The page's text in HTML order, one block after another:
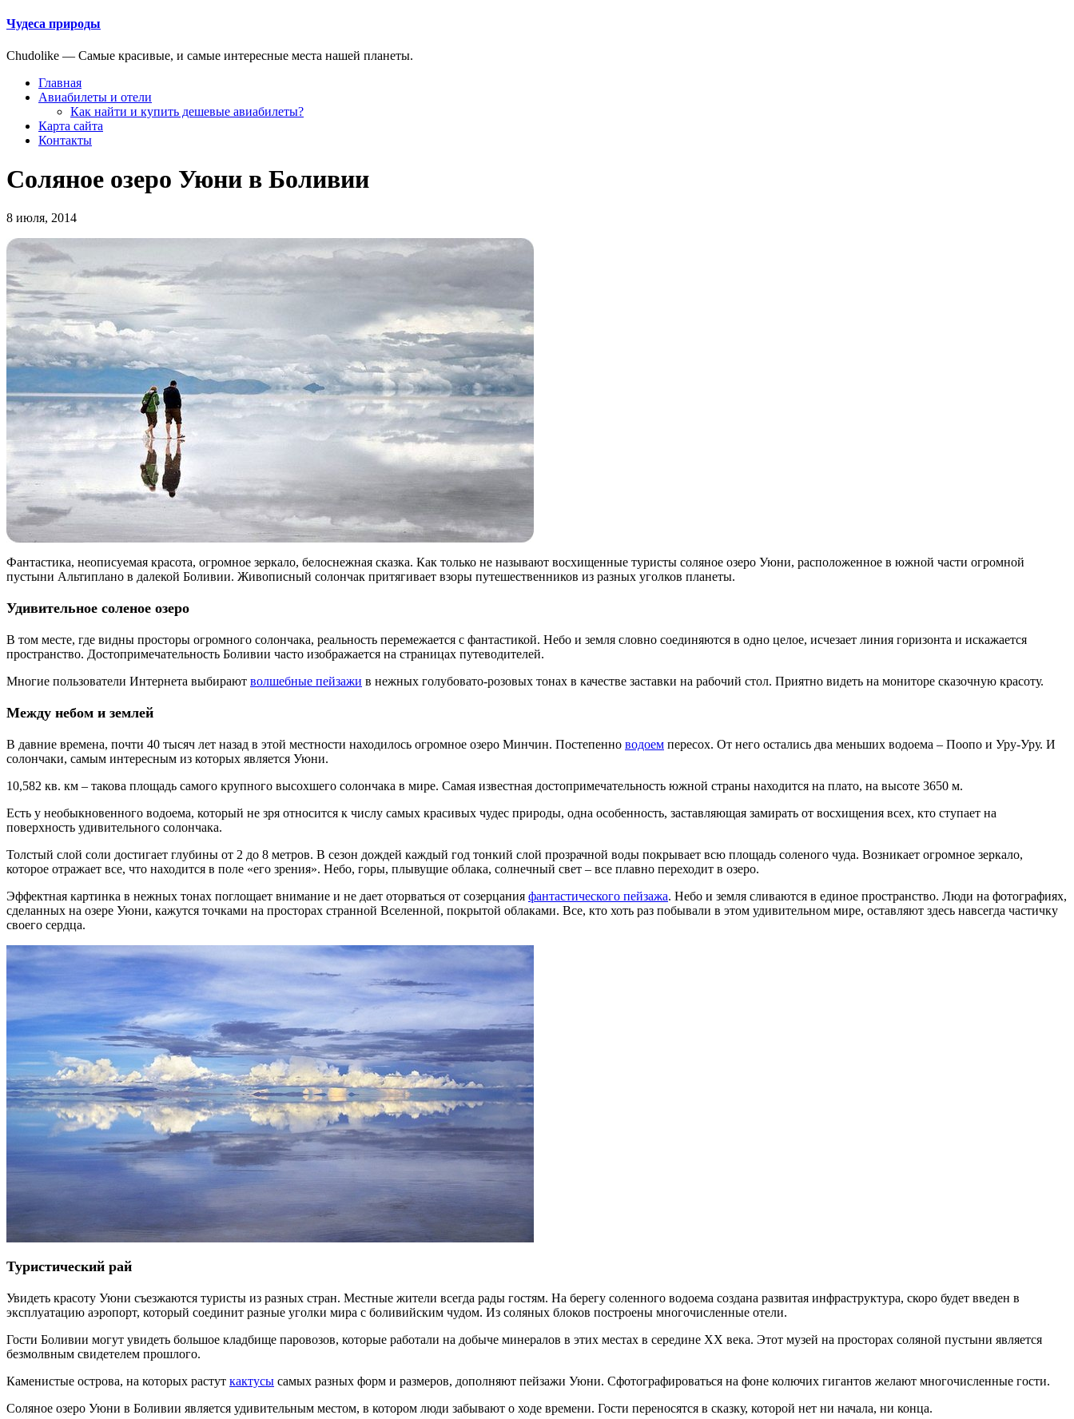
Чудеса природы
Chudolike — Cамые красивые, и самые интересные места нашей планеты.
Главная
Авиабилеты и отели
Как найти и купить дешевые авиабилеты?
Карта сайта
Контакты
Соляное озеро Уюни в Боливии
8 июля, 2014
Фантастика, неописуемая красота, огромное зеркало, белоснежная сказка. Как только не называют восхищенные туристы соляное озеро Уюни, расположенное в южной части огромной
пустыни Альтиплано в далекой Боливии. Живописный солончак притягивает взоры путешественников из разных уголков планеты.
Удивительное соленое озеро
В том месте, где видны просторы огромного солончака, реальность перемежается с фантастикой. Небо и земля словно соединяются в одно целое, исчезает линия горизонта и искажается
пространство. Достопримечательность Боливии часто изображается на страницах путеводителей.
Многие пользователи Интернета выбирают волшебные пейзажи в нежных голубовато-розовых тонах в качестве заставки на рабочий стол. Приятно видеть на мониторе сказочную красоту.
Между небом и землей
В давние времена, почти 40 тысяч лет назад в этой местности находилось огромное озеро Минчин. Постепенно водоем пересох. От него остались два меньших водоема – Поопо и Уру-Уру. И
солончаки, самым интересным из которых является Уюни.
10,582 кв. км – такова площадь самого крупного высохшего солончака в мире. Самая известная достопримечательность южной страны находится на плато, на высоте 3650 м.
Есть у необыкновенного водоема, который не зря относится к числу самых красивых чудес природы, одна особенность, заставляющая замирать от восхищения всех, кто ступает на
поверхность удивительного солончака.
Толстый слой соли достигает глубины от 2 до 8 метров. В сезон дождей каждый год тонкий слой прозрачной воды покрывает всю площадь соленого чуда. Возникает огромное зеркало,
которое отражает все, что находится в поле «его зрения». Небо, горы, плывущие облака, солнечный свет – все плавно переходит в озеро.
Эффектная картинка в нежных тонах поглощает внимание и не дает оторваться от созерцания фантастического пейзажа. Небо и земля сливаются в единое пространство. Люди на фотографиях,
сделанных на озере Уюни, кажутся точками на просторах странной Вселенной, покрытой облаками. Все, кто хоть раз побывали в этом удивительном мире, оставляют здесь навсегда частичку
своего сердца.
Туристический рай
Увидеть красоту Уюни съезжаются туристы из разных стран. Местные жители всегда рады гостям. На берегу соленного водоема создана развитая инфраструктура, скоро будет введен в
эксплуатацию аэропорт, который соединит разные уголки мира с боливийским чудом. Из соляных блоков построены многочисленные отели.
Гости Боливии могут увидеть большое кладбище паровозов, которые работали на добыче минералов в этих местах в середине ХХ века. Этот музей на просторах соляной пустыни является
безмолвным свидетелем прошлого.
Каменистые острова, на которых растут кактусы самых разных форм и размеров, дополняют пейзажи Уюни. Сфотографироваться на фоне колючих гигантов желают многочисленные гости.
Соляное озеро Уюни в Боливии является удивительным местом, в котором люди забывают о ходе времени. Гости переносятся в сказку, которой нет ни начала, ни конца.